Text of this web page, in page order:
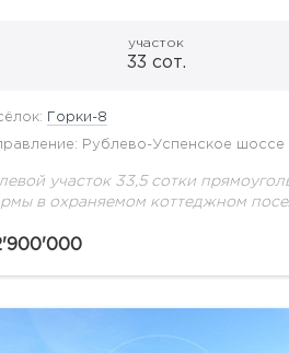
участок
33 сот.
Горки-8
Рублево-Успенское шоссе
участок 33,5 сотки
в охраняемом коттеджном